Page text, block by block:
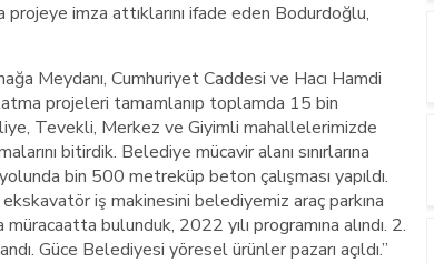
imza attıklarını ifade eden Bodurdoğlu,
Meydanı, Cumhuriyet Caddesi ve Hacı Hamdi
projeleri tamamlanıp toplamda 15 bin
Tevekli, Merkez ve Giyimli mahallelerimizde
bitirdik. Belediye mücavir alanı sınırlarına
bin 500 metreküp beton çalışması yapıldı.
iş makinesini belediyemiz araç parkına
bulunduk, 2022 yılı programına alındı. 2.
Güce Belediyesi yöresel ürünler pazarı açıldı.”